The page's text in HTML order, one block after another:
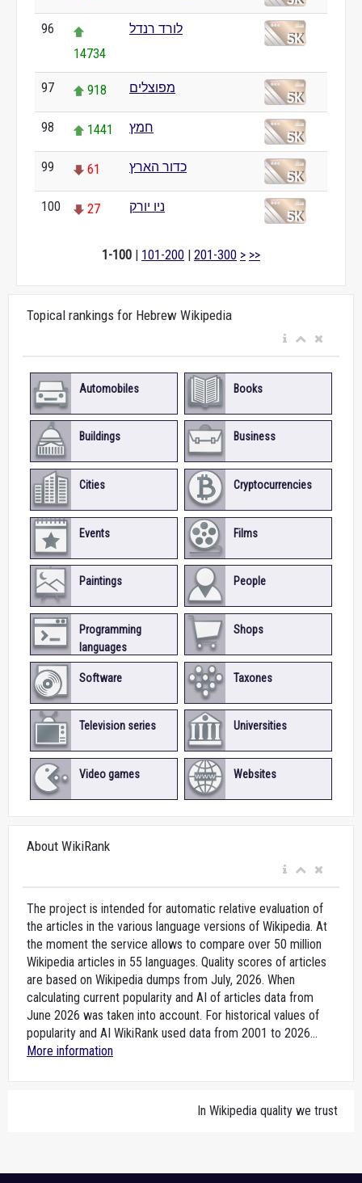
96
14734
לורד רנדל
97 918 מפוצלים
98 1441 חמץ
99 61 כדור הארץ
100 27 ניו יורק
1-100 | 101-200 | 201-300 > >>
Topical rankings for Hebrew Wikipedia
Automobiles Books
Buildings Business
Cities Cryptocurrencies
Events Films
Paintings People
Programming
languages
Shops
Software Taxones
Television series Universities
Video games Websites
About WikiRank
The project is intended for automatic relative evaluation of
the articles in the various language versions of Wikipedia. At
the moment the service allows to compare over 50 million
Wikipedia articles in 55 languages. Quality scores of articles
are based on Wikipedia dumps from July, 2026. When
calculating current popularity and AI of articles data from
June 2026 was taken into account. For historical values of
popularity and AI WikiRank used data from 2001 to 2026...
More information
In Wikipedia quality we trust